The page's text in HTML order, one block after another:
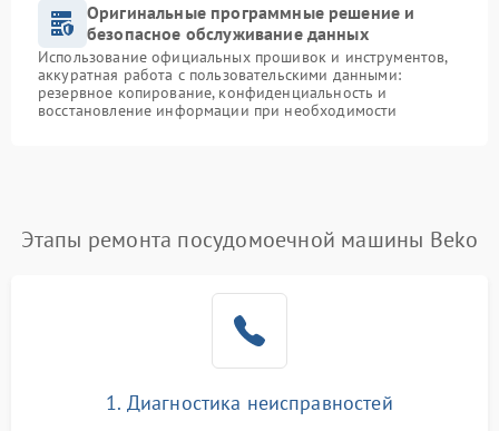
Оригинальные программные решение и
безопасное обслуживание данных
Использование официальных прошивок и инструментов,
аккуратная работа с пользовательскими данными:
резервное копирование, конфиденциальность и
восстановление информации при необходимости
Этапы ремонта посудомоечной машины Beko
1. Диагностика неисправностей